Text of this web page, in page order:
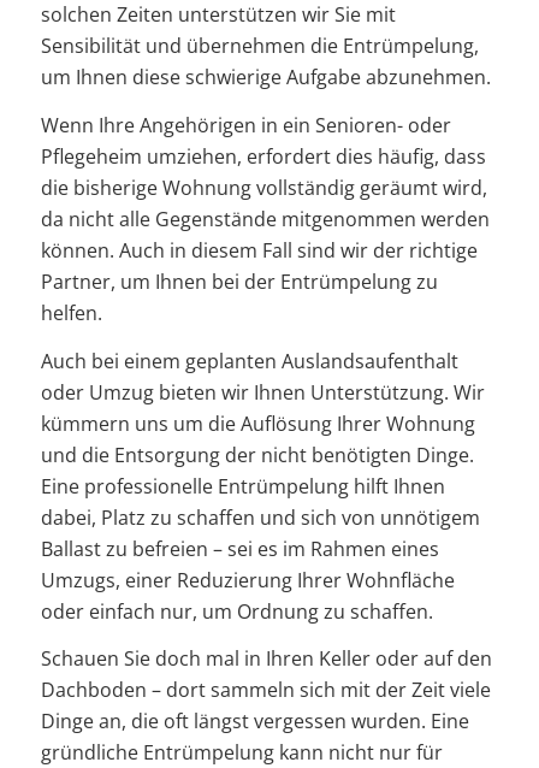
solchen Zeiten unterstützen wir Sie mit
Sensibilität und übernehmen die Entrümpelung,
um Ihnen diese schwierige Aufgabe abzunehmen.
Wenn Ihre Angehörigen in ein Senioren- oder
Pflegeheim umziehen, erfordert dies häufig, dass
die bisherige Wohnung vollständig geräumt wird,
da nicht alle Gegenstände mitgenommen werden
können. Auch in diesem Fall sind wir der richtige
Partner, um Ihnen bei der Entrümpelung zu
helfen.
Auch bei einem geplanten Auslandsaufenthalt
oder Umzug bieten wir Ihnen Unterstützung. Wir
kümmern uns um die Auflösung Ihrer Wohnung
und die Entsorgung der nicht benötigten Dinge.
Eine professionelle Entrümpelung hilft Ihnen
dabei, Platz zu schaffen und sich von unnötigem
Ballast zu befreien – sei es im Rahmen eines
Umzugs, einer Reduzierung Ihrer Wohnfläche
oder einfach nur, um Ordnung zu schaffen.
Schauen Sie doch mal in Ihren Keller oder auf den
Dachboden – dort sammeln sich mit der Zeit viele
Dinge an, die oft längst vergessen wurden. Eine
gründliche Entrümpelung kann nicht nur für